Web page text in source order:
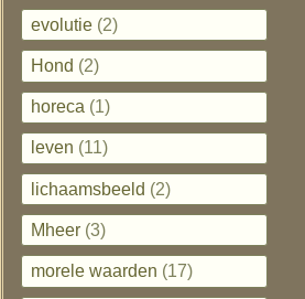
evolutie (2)
Hond (2)
horeca (1)
leven (11)
lichaamsbeeld (2)
Mheer (3)
morele waarden (17)